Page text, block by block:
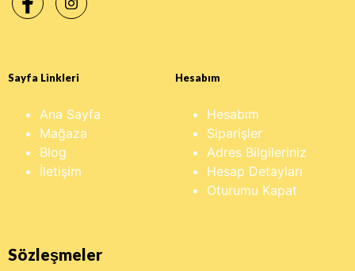
Sayfa Linkleri
Ana Sayfa
Mağaza
Blog
İletişim
Hesabım
Hesabım
Siparişler
Adres Bilgileriniz
Hesap Detayları
Oturumu Kapat
Sözleşmeler